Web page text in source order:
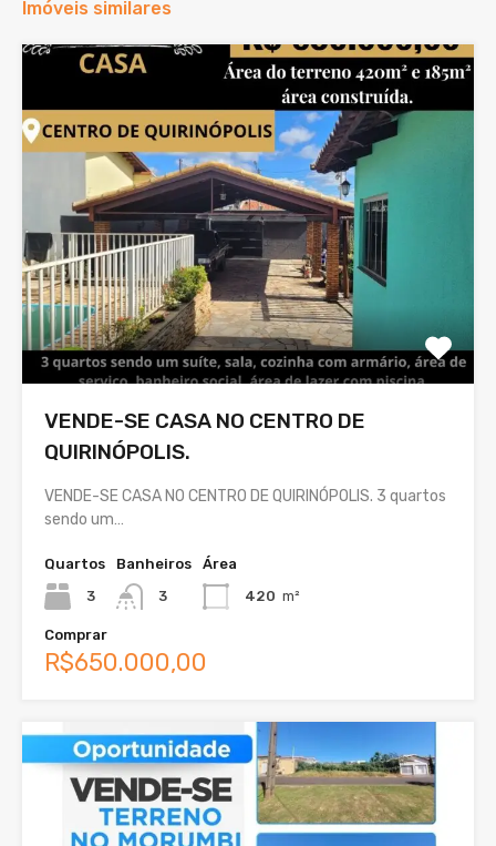
Imóveis similares
VENDE-SE CASA NO CENTRO DE
QUIRINÓPOLIS.
VENDE-SE CASA NO CENTRO DE QUIRINÓPOLIS. 3 quartos
sendo um…
Quartos
3
Banheiros
3
Área
420 m²
Comprar
R$650.000,00